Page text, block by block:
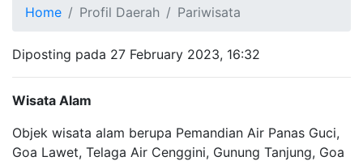
Home Profil Daerah Pariwisata
Diposting pada 27 February 2023, 16:32
Wisata Alam
Objek wisata alam berupa Pemandian Air Panas Guci,
Goa Lawet, Telaga Air Cenggini, Gunung Tanjung, Goa